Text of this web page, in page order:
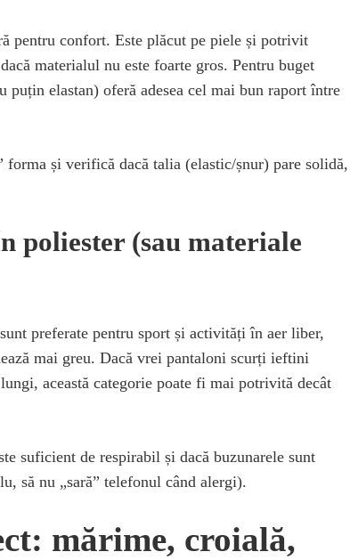
pentru confort. Este plăcut pe piele și potrivit
materialul nu este foarte gros. Pentru buget
puțin elastan) oferă adesea cel mai bun raport între
forma și verifică dacă talia (elastic/șnur) pare solidă,
poliester (sau materiale
preferate pentru sport și activități în aer liber,
mai greu. Dacă vrei pantaloni scurți ieftini
această categorie poate fi mai potrivită decât
suficient de respirabil și dacă buzunarele sunt
să nu „sară” telefonul când alergi).
mărime, croială,